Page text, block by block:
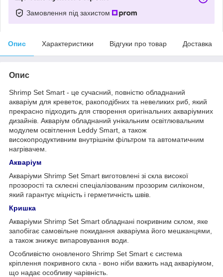
Замовлення під захистом
Опис Характеристики Відгуки про товар Доставка
Опис
Shrimp Set Smart - це сучасний, повністю обладнаний
акваріум для креветок, ракоподібних та невеликих риб, який
прекрасно підходить для створення оригінальних акваріумних
дизайнів. Акваріум обладнаний унікальним освітлювальним
модулем освітлення Leddy Smart, а також
високопродуктивним внутрішнім фільтром та автоматичним
нагрівачем.
Акваріум
Акваріуми Shrimp Set Smart виготовлені зі скла високої
прозорості та склеєні спеціалізованим прозорим силіконом,
який гарантує міцність і герметичність швів.
Кришка
Акваріуми Shrimp Set Smart обладнані покривним склом, яке
запобігає самовільне покидання акваріума його мешканцями,
а також знижує випаровування води.
Особливістю оновленого Shrimp Set Smart є система
кріплення покривного скла - воно ніби важить над акваріумом,
що надає особливу чарівність.